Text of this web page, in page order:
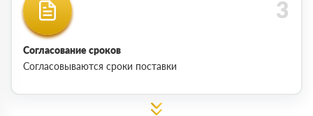
Согласование сроков
Согласовываются сроки поставки